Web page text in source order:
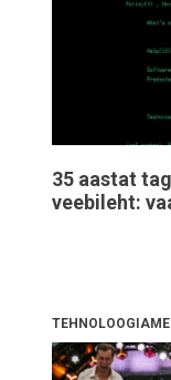
35 aastat
veebileht: